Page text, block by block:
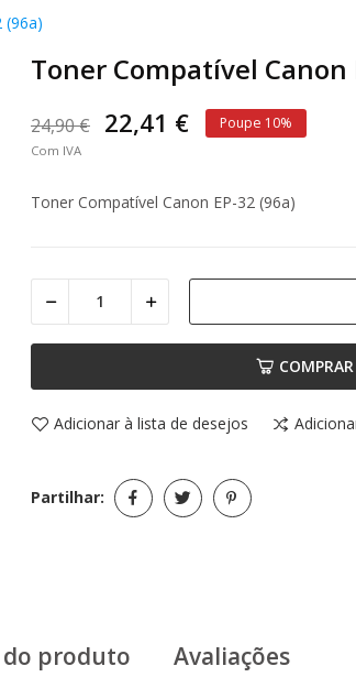
(96a)
Toner Compatível Canon
24,90 € 22,41 € Poupe 10%
Com IVA
Toner Compatível Canon EP-32 (96a)
Adicionar à lista de desejos
Partilhar:
do produto Avaliações